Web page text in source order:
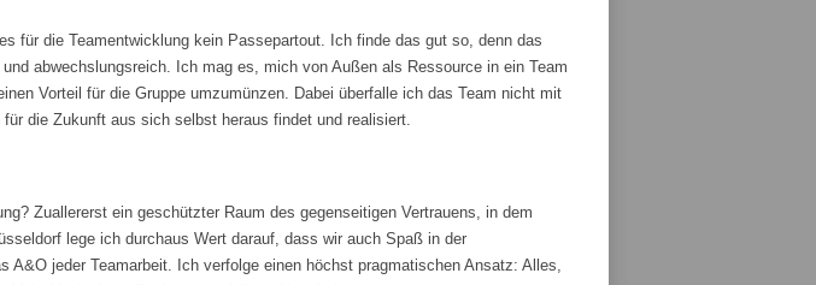
für die Teamentwicklung kein Passepartout. Ich finde das gut so, denn das
abwechslungsreich. Ich mag es, mich von Außen als Ressource in ein Team
Vorteil für die Gruppe umzumünzen. Dabei überfalle ich das Team nicht mit
die Zukunft aus sich selbst heraus findet und realisiert.
Zuallererst ein geschützter Raum des gegenseitigen Vertrauens, in dem
lege ich durchaus Wert darauf, dass wir auch Spaß in der
A&O jeder Teamarbeit. Ich verfolge einen höchst pragmatischen Ansatz: Alles,